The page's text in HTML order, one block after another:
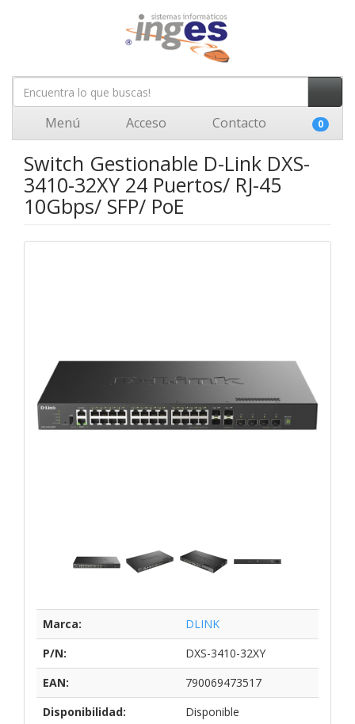
Menú Acceso Contacto 0
Switch Gestionable D-Link DXS-
3410-32XY 24 Puertos/ RJ-45
10Gbps/ SFP/ PoE
Marca:
DLINK
P/N:
DXS-3410-32XY
EAN:
790069473517
Disponibilidad:
Disponible